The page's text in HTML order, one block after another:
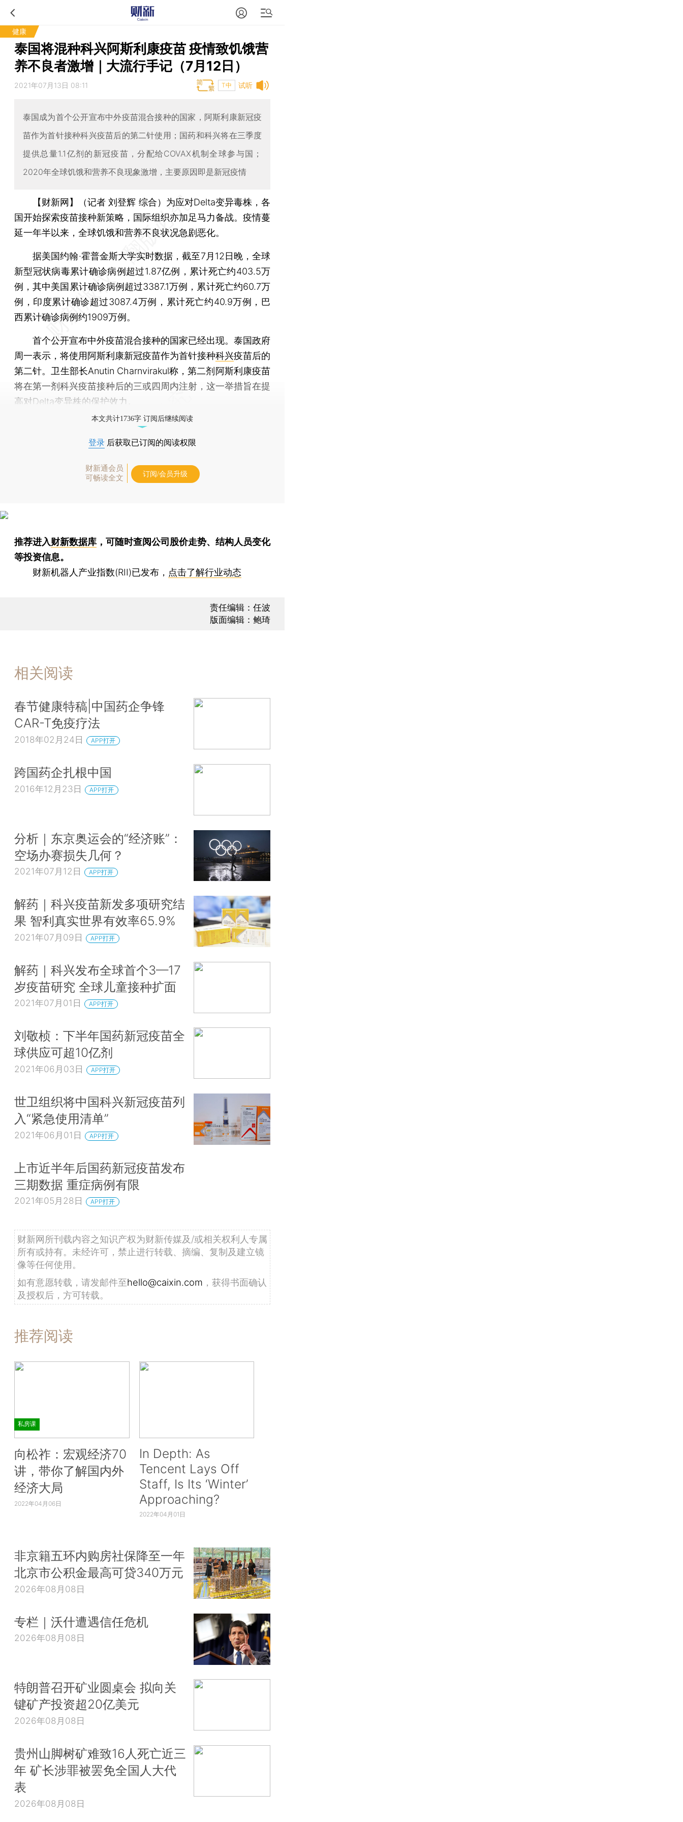
健康
泰国将混种科兴阿斯利康疫苗 疫情致饥饿营
养不良者激增｜大流行手记（7月12日）
试听
2021年07月13日 08:11 T中
泰国成为首个公开宣布中外疫苗混合接种的国家，阿斯利康新冠疫
苗作为首针接种科兴疫苗后的第二针使用；国药和科兴将在三季度
提供总量1.1亿剂的新冠疫苗，分配给COVAX机制全球参与国；
2020年全球饥饿和营养不良现象激增，主要原因即是新冠疫情
【财新网】（记者 刘登辉 综合） 为应对Delta变异毒株，各
国开始探索疫苗接种新策略，国际组织亦加足马力备战。疫情蔓
延一年半以来，全球饥饿和营养不良状况急剧恶化。
据美国约翰·霍普金斯大学实时数据，截至7月12日晚，全球
新型冠状病毒累计确诊病例超过1.87亿例，累计死亡约403.5万
例，其中美国累计确诊病例超过3387.1万例，累计死亡约60.7万
例，印度累计确诊超过3087.4万例，累计死亡约40.9万例，巴
西累计确诊病例约1909万例。
首个公开宣布中外疫苗混合接种的国家已经出现。泰国政府
周一表示，将使用阿斯利康新冠疫苗作为首针接种科兴疫苗后的
第二针。卫生部长Anutin Charnvirakul称，第二剂阿斯利康疫苗
将在第一剂科兴疫苗接种后的三或四周内注射，这一举措旨在提
高对Delta变异株的保护效力。
本文共计1736字 订阅后继续阅读
登录 后获取已订阅的阅读权限
财新通会员
可畅读全文
订阅/会员升级
推荐进入财新数据库 ，可随时查阅公司股价走势、结构人员变化
等投资信息。
财新机器人产业指数(RII)已发布， 点击了解行业动态
责任编辑：任波
版面编辑：鲍琦
相关阅读
春节健康特稿|中国药企争锋
CAR-T免疫疗法
2018年02月24日 APP打开
跨国药企扎根中国
2016年12月23日 APP打开
分析｜东京奥运会的“经济账”：
空场办赛损失几何？
2021年07月12日 APP打开
解药｜科兴疫苗新发多项研究结
果 智利真实世界有效率65.9%
2021年07月09日 APP打开
解药｜科兴发布全球首个3—17
岁疫苗研究 全球儿童接种扩面
2021年07月01日 APP打开
刘敬桢：下半年国药新冠疫苗全
球供应可超10亿剂
2021年06月03日 APP打开
世卫组织将中国科兴新冠疫苗列
入“紧急使用清单”
2021年06月01日 APP打开
上市近半年后国药新冠疫苗发布
三期数据 重症病例有限
2021年05月28日 APP打开
财新网所刊载内容之知识产权为财新传媒及/或相关权利人专属
所有或持有。未经许可，禁止进行转载、摘编、复制及建立镜
像等任何使用。
如有意愿转载，请发邮件至hello@caixin.com ，获得书面确认
及授权后，方可转载。
推荐阅读
私房课
向松祚：宏观经济70
讲，带你了解国内外
经济大局
2022年04月06日
In Depth: As
Tencent Lays Off
Staff, Is Its ‘Winter’
Approaching?
2022年04月01日
非京籍五环内购房社保降至一年
北京市公积金最高可贷340万元
2026年08月08日
专栏｜沃什遭遇信任危机
2026年08月08日
特朗普召开矿业圆桌会 拟向关
键矿产投资超20亿美元
2026年08月08日
贵州山脚树矿难致16人死亡近三
年 矿长涉罪被罢免全国人大代
表
2026年08月08日